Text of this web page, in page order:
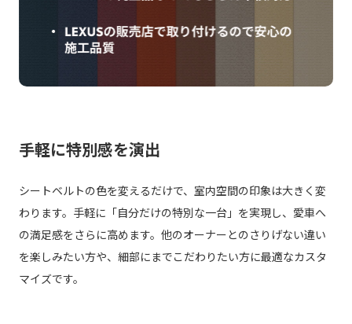
手軽に特別感を演出
シートベルトの色を変えるだけで、室内空間の印象は大きく変
わります。手軽に「自分だけの特別な一台」を実現し、愛車へ
の満足感をさらに高めます。他のオーナーとのさりげない違い
を楽しみたい方や、細部にまでこだわりたい方に最適なカスタ
マイズです。